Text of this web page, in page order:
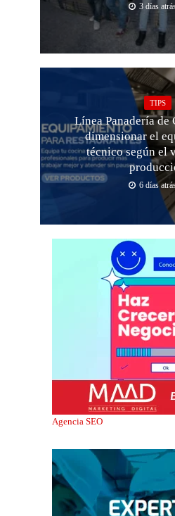
3 días
TIPS
Línea Panadería de
dimensionar el
técnico según el
6 días
Agencia SEO